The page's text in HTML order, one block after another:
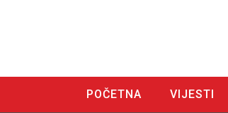
POČETNA VIJESTI